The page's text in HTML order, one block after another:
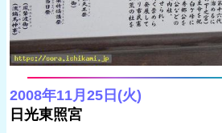
2008年11月25日(火)
日光東照宮